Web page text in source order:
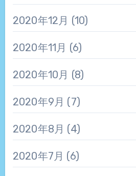
2020年12月 (10)
2020年11月 (6)
2020年10月 (8)
2020年9月 (7)
2020年8月 (4)
2020年7月 (6)